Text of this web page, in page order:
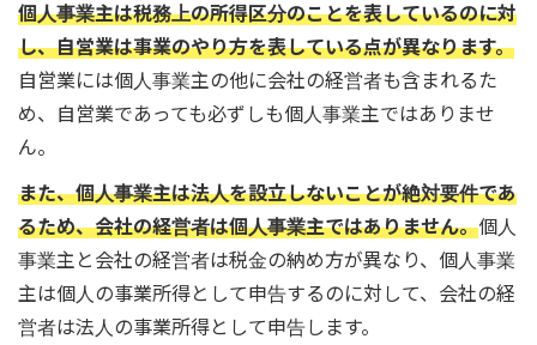
個人事業主は税務上の所得区分のことを表しているのに対
し、自営業は事業のやり方を表している点が異なります。
自営業には個人事業主の他に会社の経営者も含まれるた
め、自営業であっても必ずしも個人事業主ではありませ
ん。
また、個人事業主は法人を設立しないことが絶対要件であ
るため、会社の経営者は個人事業主ではありません。個人
事業主と会社の経営者は税金の納め方が異なり、個人事業
主は個人の事業所得として申告するのに対して、会社の経
営者は法人の事業所得として申告します。